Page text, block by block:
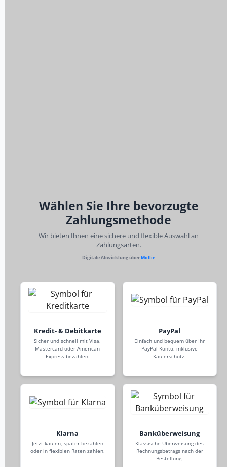
Wählen Sie Ihre bevorzugte
Zahlungsmethode
Wir bieten Ihnen eine sichere und flexible Auswahl an
Zahlungsarten.
Digitale Abwicklung überMollie
Kredit- & Debitkarte
Sicher und schnell mit Visa,
Mastercard oder American
Express bezahlen.
PayPal
Einfach und bequem über Ihr
PayPal-Konto, inklusive
Käuferschutz.
Klarna
Jetzt kaufen, später bezahlen
oder in flexiblen Raten zahlen.
Banküberweisung
Klassische Überweisung des
Rechnungsbetrags nach der
Bestellung.